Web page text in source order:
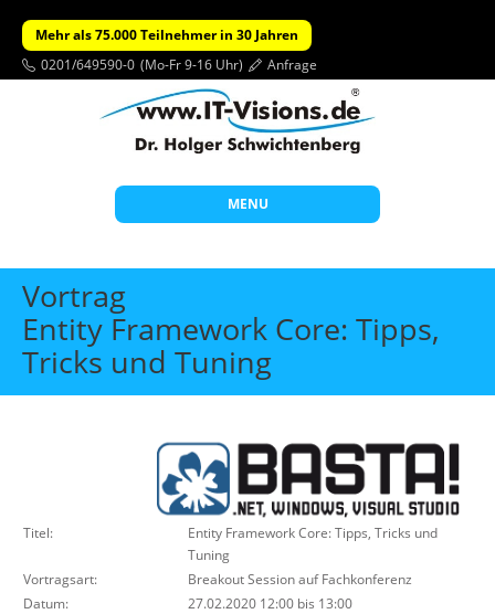
Mehr als 75.000 Teilnehmer in 30 Jahren
0201/649590-0 (Mo-Fr 9-16 Uhr) Anfrage
MENU
Start
Beratung
Wissen
Über uns
Vortrag
Entity Framework Core: Tipps,
Tricks und Tuning
Titel:
Entity Framework Core: Tipps, Tricks und
Tuning
Vortragsart:
Breakout Session auf Fachkonferenz
Datum:
27.02.2020 12:00 bis 13:00